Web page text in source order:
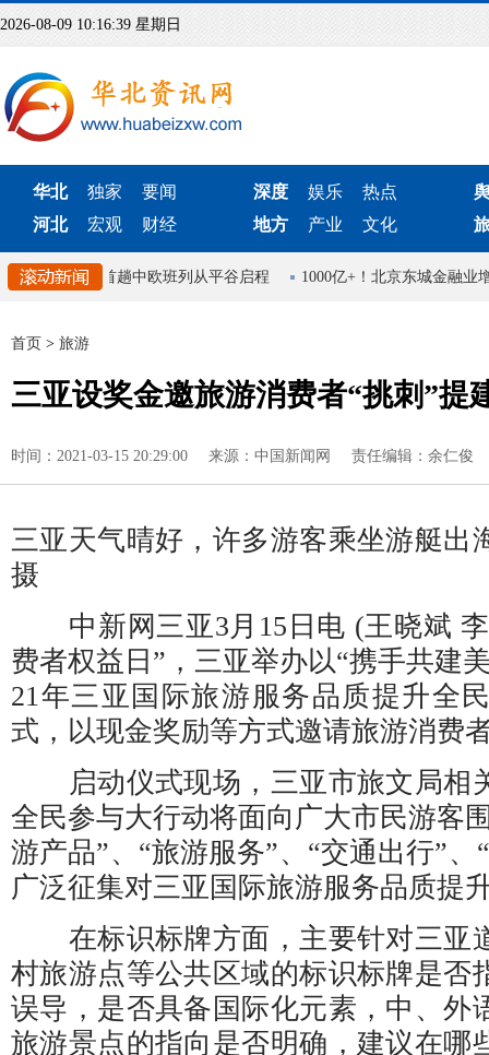
2026-08-09 10:16:39 星期日
华北 独家
要闻
河北
宏观 财经
深度 娱乐
热点
地方
产业 文化
动 北京首趟中欧班列从平谷启程 1000亿+！北京东城金融业增
首页 > 旅游
三亚设奖金邀旅游消费者“挑刺”提
时间：2021-03-15 20:29:00 来源：中国新闻网 责任编辑：余仁俊
三亚天气晴好，许多游客乘坐游艇
摄
中新网三亚3月15日电 (王晓斌 李
费者权益日”，三亚举办以“携手共建
21年三亚国际旅游服务品质提升全
式，以现金奖励等方式邀请旅游消费
启动仪式现场，三亚市旅文局相
全民参与大行动将面向广大市民游客
游产品”、“旅游服务”、“交通出行”
广泛征集对三亚国际旅游服务品质提
在标识标牌方面，主要针对三亚
村旅游点等公共区域的标识标牌是否
误导，是否具备国际化元素，中、外
旅游景点的指向是否明确，建议在哪